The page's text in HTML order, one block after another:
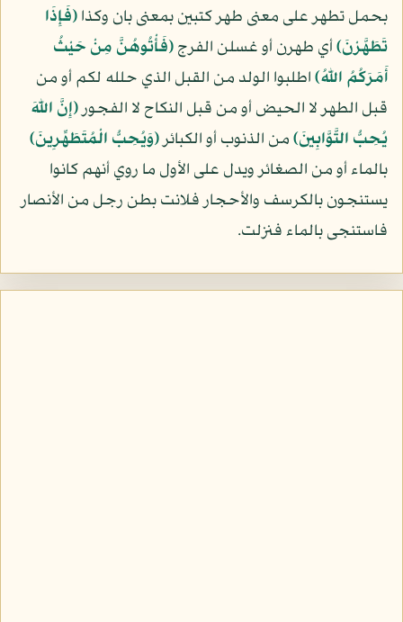
بحمل تطهر على معنى طهر كتبين بمعنى بان وكذا﴿فَإِذَا
تَطَهَّرْنَ﴾أي طهرن أو غسلن الفرج﴿فَأْتُوهُنَّ مِنْ حَيْثُ
أَمَرَكُمُ اللّهُ﴾اطلبوا الولد من القبل الذي حلله لكم أو من
قبل الطهر لا الحيض أو من قبل النكاح لا الفجور﴿إِنَّ اللّهَ
يُحِبُّ التَّوَّابِينَ﴾من الذنوب أو الكبائر﴿وَيُحِبُّ الْمُتَطَهِّرِينَ﴾
بالماء أو من الصغائر ويدل على الأول ما روي أنهم كانوا
يستنجون بالكرسف والأحجار فلانت بطن رجل من الأنصار
فاستنجى بالماء فنزلت.